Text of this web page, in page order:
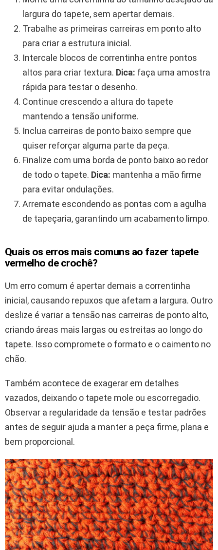
largura do tapete, sem apertar demais.
Trabalhe as primeiras carreiras em ponto alto
para criar a estrutura inicial.
Intercale blocos de correntinha entre pontos
altos para criar textura. Dica: faça uma amostra
rápida para testar o desenho.
Continue crescendo a altura do tapete
mantendo a tensão uniforme.
Inclua carreiras de ponto baixo sempre que
quiser reforçar alguma parte da peça.
Finalize com uma borda de ponto baixo ao redor
de todo o tapete. Dica: mantenha a mão firme
para evitar ondulações.
Arremate escondendo as pontas com a agulha
de tapeçaria, garantindo um acabamento limpo.
Quais os erros mais comuns ao fazer tapete
vermelho de crochê?
Um erro comum é apertar demais a correntinha
inicial, causando repuxos que afetam a largura. Outro
deslize é variar a tensão nas carreiras de ponto alto,
criando áreas mais largas ou estreitas ao longo do
tapete. Isso compromete o formato e o caimento no
chão.
Também acontece de exagerar em detalhes
vazados, deixando o tapete mole ou escorregadio.
Observar a regularidade da tensão e testar padrões
antes de seguir ajuda a manter a peça firme, plana e
bem proporcional.